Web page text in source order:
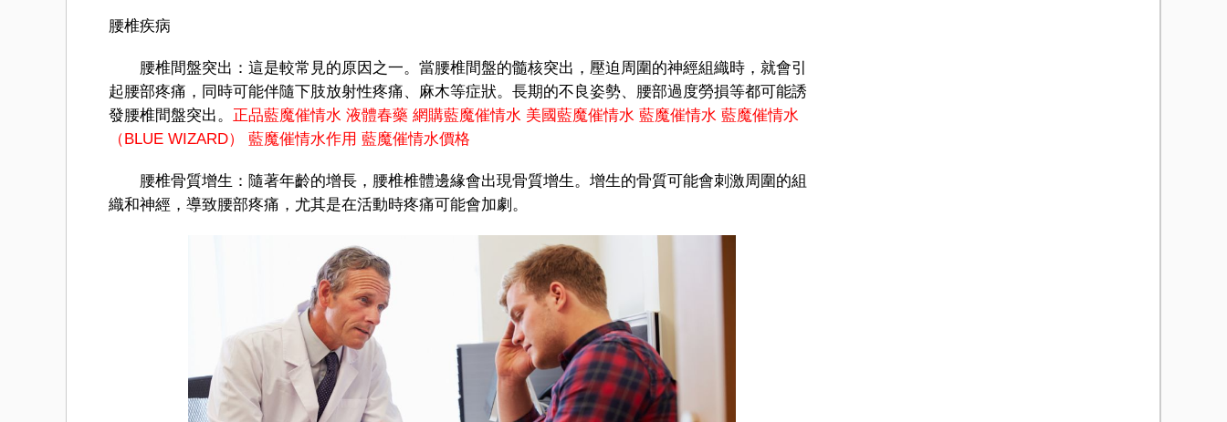
腰椎疾病
腰椎間盤突出：這是較常見的原因之一。當腰椎間盤的髓核突出，壓迫周圍的神經組織時，就會引
起腰部疼痛，同時可能伴隨下肢放射性疼痛、麻木等症狀。長期的不良姿勢、腰部過度勞損等都可能誘
發腰椎間盤突出。 正品藍魔催情水 液體春藥 網購藍魔催情水 美國藍魔催情水 藍魔催情水 藍魔催情水
（BLUE WIZARD）
藍魔催情水作用 藍魔催情水價格
腰椎骨質增生：隨著年齡的增長，腰椎椎體邊緣會出現骨質增生。增生的骨質可能會刺激周圍的組
織和神經，導致腰部疼痛，尤其是在活動時疼痛可能會加劇。